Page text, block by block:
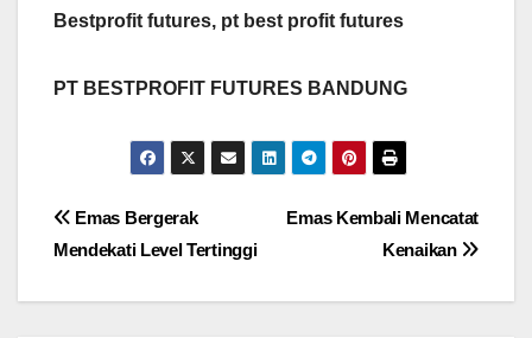
Bestprofit futures, pt best profit futures
PT BESTPROFIT FUTURES BANDUNG
Post
navigation
Emas Kembali Mencatat
Kenaikan
Emas Bergerak
Mendekati Level Tertinggi